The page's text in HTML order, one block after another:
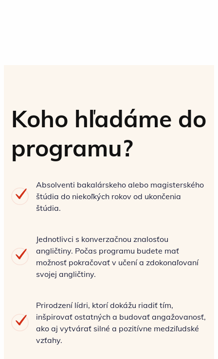
Koho hľadáme do
programu?
Absolventi bakalárskeho alebo magisterského
štúdia do niekoľkých rokov od ukončenia
štúdia.
Jednotlivci s konverzačnou znalosťou
angličtiny. Počas programu budete mať
možnosť pokračovať v učení a zdokonaľovaní
svojej angličtiny.
Prirodzení lídri, ktorí dokážu riadiť tím,
inšpirovať ostatných a budovať angažovanosť,
ako aj vytvárať silné a pozitívne medziľudské
vzťahy.